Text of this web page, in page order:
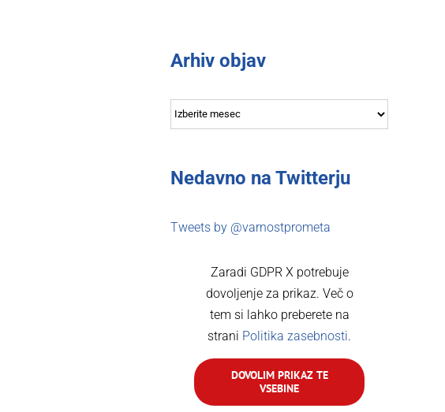
Arhiv objav
Arhiv
objav
Nedavno na Twitterju
Tweets by @varnostprometa
Zaradi GDPR X potrebuje
dovoljenje za prikaz. Več o
tem si lahko preberete na
strani Politika zasebnosti.
DOVOLIM PRIKAZ TE
VSEBINE